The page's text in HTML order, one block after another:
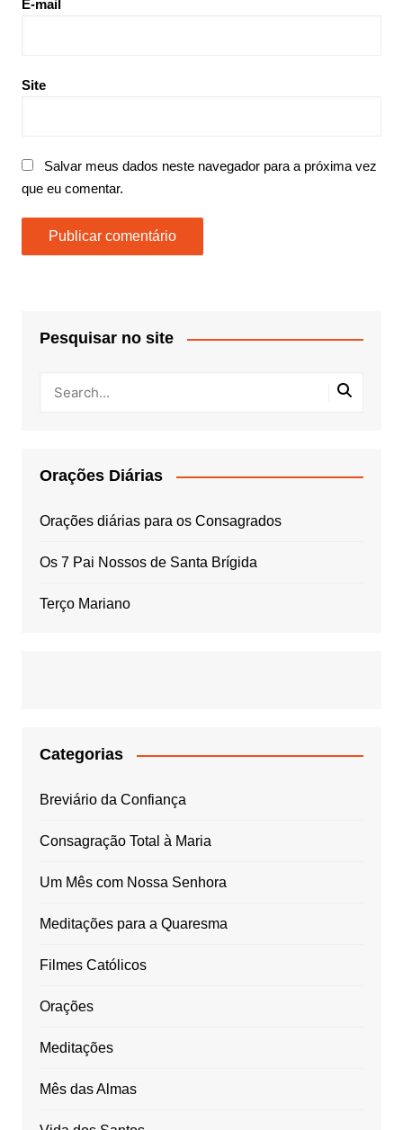
E-mail
Site
Salvar meus dados neste navegador para a próxima vez
que eu comentar.
Pesquisar no site
Orações Diárias
Orações diárias para os Consagrados
Os 7 Pai Nossos de Santa Brígida
Terço Mariano
Categorias
Breviário da Confiança
Consagração Total à Maria
Um Mês com Nossa Senhora
Meditações para a Quaresma
Filmes Católicos
Orações
Meditações
Mês das Almas